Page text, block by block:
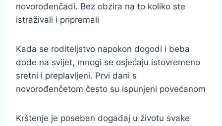
novorođenčadi. Bez obzira na to koliko ste
istraživali i pripremali
Kada se roditeljstvo napokon dogodi i beba
dođe na svijet, mnogi se osjećaju istovremeno
sretni i preplavljeni. Prvi dani s
novorođenčetom često su ispunjeni povećanom
Krštenje je poseban događaj u životu svake